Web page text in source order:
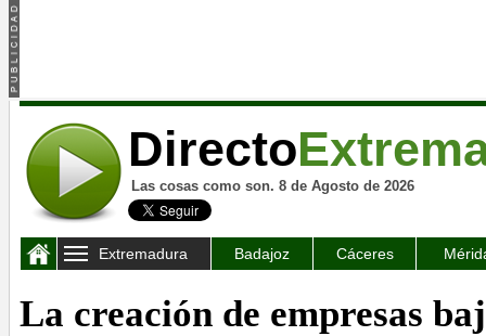
Directo
Las cosas como son. 8 de Agosto de 2026
Extremadura Badajoz Cáceres
La creación de empresas